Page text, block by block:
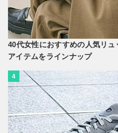
40代女性におすすめの人気リ
アイテムをラインナップ
4